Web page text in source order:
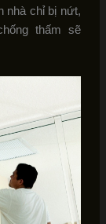
nhà chỉ bị nứt,
thấm sẽ